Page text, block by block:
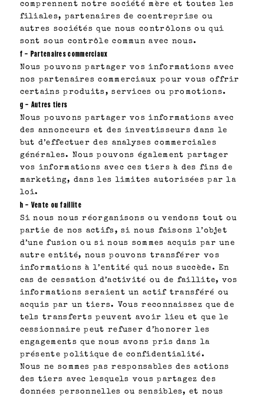
comprennent notre société mère et toutes les
filiales, partenaires de coentreprise ou
autres sociétés que nous contrôlons ou qui
sont sous contrôle commun avec nous.
f – Partenaires commerciaux
Nous pouvons partager vos informations avec
nos partenaires commerciaux pour vous offrir
certains produits, services ou promotions.
g – Autres tiers
Nous pouvons partager vos informations avec
des annonceurs et des investisseurs dans le
but d’effectuer des analyses commerciales
générales. Nous pouvons également partager
vos informations avec ces tiers à des fins de
marketing, dans les limites autorisées par la
loi.
h – Vente ou faillite
Si nous nous réorganisons ou vendons tout ou
partie de nos actifs, si nous faisons l’objet
d’une fusion ou si nous sommes acquis par une
autre entité, nous pouvons transférer vos
informations à l’entité qui nous succède. En
cas de cessation d’activité ou de faillite, vos
informations seraient un actif transféré ou
acquis par un tiers. Vous reconnaissez que de
tels transferts peuvent avoir lieu et que le
cessionnaire peut refuser d’honorer les
engagements que nous avons pris dans la
présente politique de confidentialité.
Nous ne sommes pas responsables des actions
des tiers avec lesquels vous partagez des
données personnelles ou sensibles, et nous